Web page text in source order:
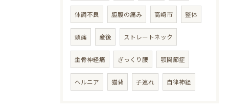
体調不良 脇腹の痛み 高崎市 整体
頭痛 産後 ストレートネック
坐骨神経痛 ぎっくり腰 顎関節症
ヘルニア 猫背 子連れ 自律神経